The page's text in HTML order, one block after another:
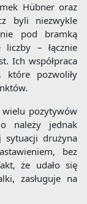
Hübner oraz
byli niezwykle
pod bramką
– łącznie
Ich współpraca
które pozwoliły
wielu pozytywów
należy jednak
sytuacji drużyna
bez
że udało się
zasługuje na